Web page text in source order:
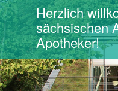
Herzlich
sächsischen
Apotheker!